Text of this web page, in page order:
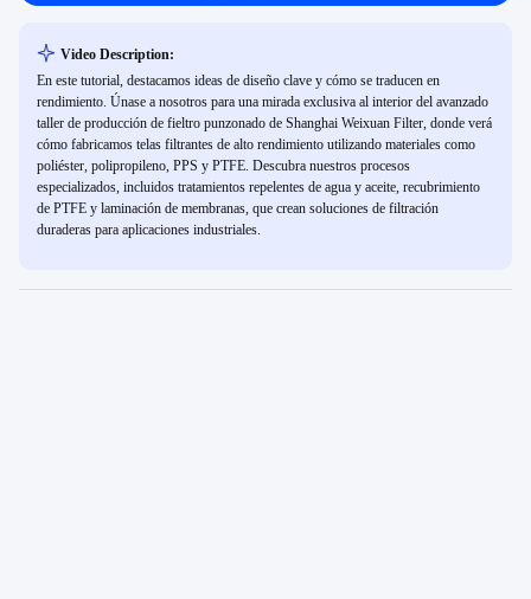
Video Description:
En este tutorial, destacamos ideas de diseño clave y cómo se traducen en
rendimiento. Únase a nosotros para una mirada exclusiva al interior del avanzado
taller de producción de fieltro punzonado de Shanghai Weixuan Filter, donde verá
cómo fabricamos telas filtrantes de alto rendimiento utilizando materiales como
poliéster, polipropileno, PPS y PTFE. Descubra nuestros procesos
especializados, incluidos tratamientos repelentes de agua y aceite, recubrimiento
de PTFE y laminación de membranas, que crean soluciones de filtración
duraderas para aplicaciones industriales.